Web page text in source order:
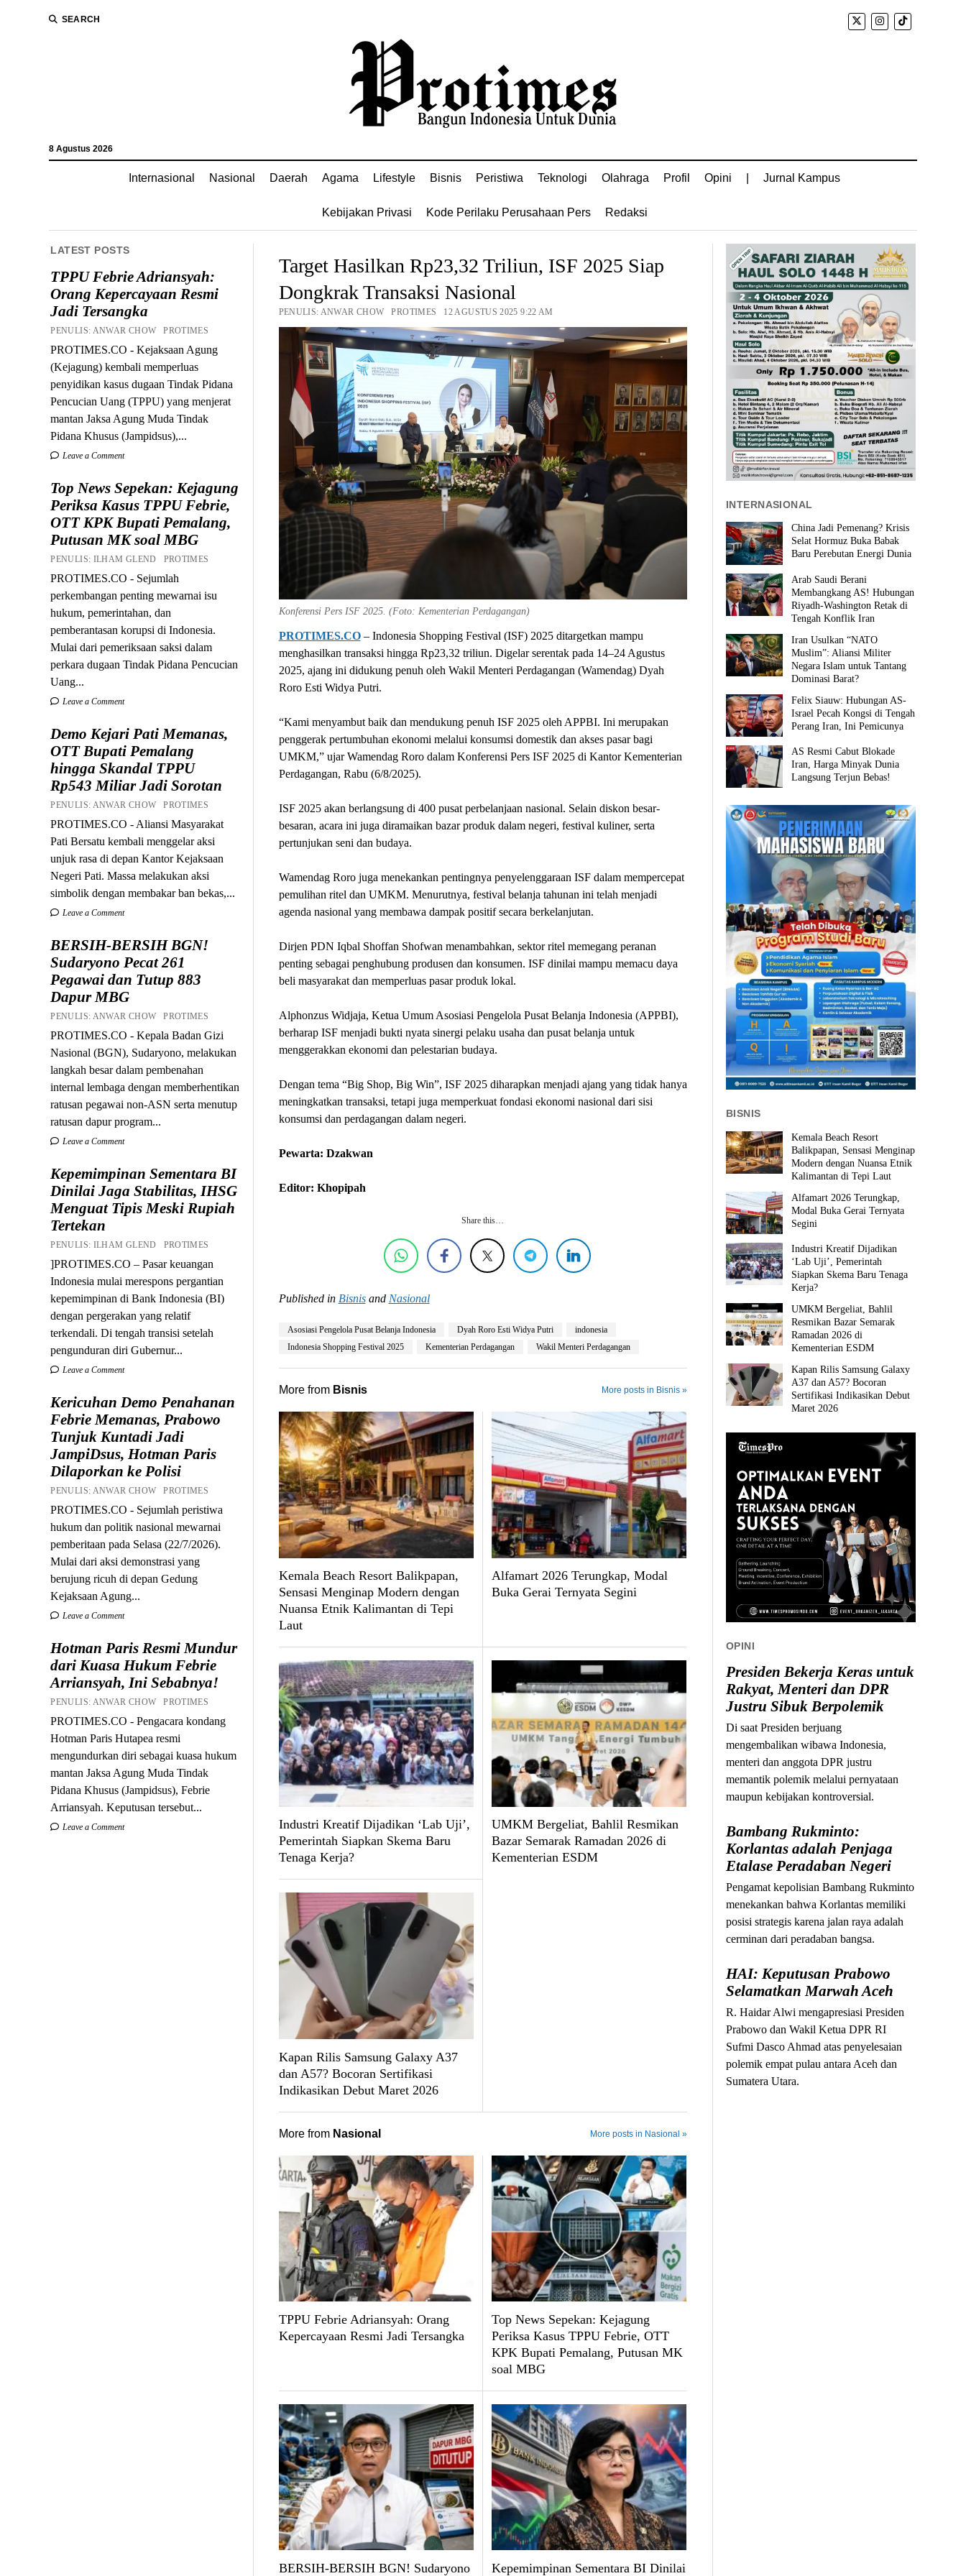
SEARCH
8 Agustus 2026
Internasional Nasional Daerah Agama Lifestyle Bisnis Peristiwa Teknologi Olahraga Profil Opini Jurnal Kampus
Kebijakan Privasi Kode Perilaku Perusahaan Pers Redaksi
LATEST POSTS
TPPU Febrie Adriansyah:
Orang Kepercayaan Resmi
Jadi Tersangka
PENULIS: ANWAR CHOW PROTIMES
PROTIMES.CO - Kejaksaan Agung
(Kejagung) kembali memperluas
penyidikan kasus dugaan Tindak Pidana
Pencucian Uang (TPPU) yang menjerat
mantan Jaksa Agung Muda Tindak
Pidana Khusus (Jampidsus),...
Leave a Comment
Top News Sepekan: Kejagung
Periksa Kasus TPPU Febrie,
OTT KPK Bupati Pemalang,
Putusan MK soal MBG
PENULIS: ILHAM GLEND PROTIMES
PROTIMES.CO - Sejumlah
perkembangan penting mewarnai isu
hukum, pemerintahan, dan
pemberantasan korupsi di Indonesia.
Mulai dari pemeriksaan saksi dalam
perkara dugaan Tindak Pidana Pencucian
Uang...
Leave a Comment
Demo Kejari Pati Memanas,
OTT Bupati Pemalang
hingga Skandal TPPU
Rp543 Miliar Jadi Sorotan
PENULIS: ANWAR CHOW PROTIMES
PROTIMES.CO - Aliansi Masyarakat
Pati Bersatu kembali menggelar aksi
unjuk rasa di depan Kantor Kejaksaan
Negeri Pati. Massa melakukan aksi
simbolik dengan membakar ban bekas,...
Leave a Comment
BERSIH-BERSIH BGN!
Sudaryono Pecat 261
Pegawai dan Tutup 883
Dapur MBG
PENULIS: ANWAR CHOW PROTIMES
PROTIMES.CO - Kepala Badan Gizi
Nasional (BGN), Sudaryono, melakukan
langkah besar dalam pembenahan
internal lembaga dengan memberhentikan
ratusan pegawai non-ASN serta menutup
ratusan dapur program...
Leave a Comment
Kepemimpinan Sementara BI
Dinilai Jaga Stabilitas, IHSG
Menguat Tipis Meski Rupiah
Tertekan
PENULIS: ILHAM GLEND PROTIMES
]PROTIMES.CO – Pasar keuangan
Indonesia mulai merespons pergantian
kepemimpinan di Bank Indonesia (BI)
dengan pergerakan yang relatif
terkendali. Di tengah transisi setelah
pengunduran diri Gubernur...
Leave a Comment
Kericuhan Demo Penahanan
Febrie Memanas, Prabowo
Tunjuk Kuntadi Jadi
JampiDsus, Hotman Paris
Dilaporkan ke Polisi
PENULIS: ANWAR CHOW PROTIMES
PROTIMES.CO - Sejumlah peristiwa
hukum dan politik nasional mewarnai
pemberitaan pada Selasa (22/7/2026).
Mulai dari aksi demonstrasi yang
berujung ricuh di depan Gedung
Kejaksaan Agung...
Leave a Comment
Hotman Paris Resmi Mundur
dari Kuasa Hukum Febrie
Arriansyah, Ini Sebabnya!
PENULIS: ANWAR CHOW PROTIMES
PROTIMES.CO - Pengacara kondang
Hotman Paris Hutapea resmi
mengundurkan diri sebagai kuasa hukum
mantan Jaksa Agung Muda Tindak
Pidana Khusus (Jampidsus), Febrie
Arriansyah. Keputusan tersebut...
Leave a Comment
Target Hasilkan Rp23,32 Triliun, ISF 2025 Siap
Dongkrak Transaksi Nasional
PENULIS: ANWAR CHOW PROTIMES 12 AGUSTUS 2025 9:22 AM
Konferensi Pers ISF 2025. (Foto: Kementerian Perdagangan)
PROTIMES.CO– Indonesia Shopping Festival (ISF) 2025 ditargetkan mampu
menghasilkan transaksi hingga Rp23,32 triliun. Digelar serentak pada 14–24 Agustus
2025, ajang ini didukung penuh oleh Wakil Menteri Perdagangan (Wamendag) Dyah
Roro Esti Widya Putri.
“Kami menyambut baik dan mendukung penuh ISF 2025 oleh APPBI. Ini merupakan
penggerak pertumbuhan ekonomi melalui konsumsi domestik dan akses pasar bagi
UMKM,” ujar Wamendag Roro dalam Konferensi Pers ISF 2025 di Kantor Kementerian
Perdagangan, Rabu (6/8/2025).
ISF 2025 akan berlangsung di 400 pusat perbelanjaan nasional. Selain diskon besar-
besaran, acara ini juga diramaikan bazar produk dalam negeri, festival kuliner, serta
pertunjukan seni dan budaya.
Wamendag Roro juga menekankan pentingnya penyelenggaraan ISF dalam mempercepat
pemulihan ritel dan UMKM. Menurutnya, festival belanja tahunan ini telah menjadi
agenda nasional yang membawa dampak positif secara berkelanjutan.
Dirjen PDN Iqbal Shoffan Shofwan menambahkan, sektor ritel memegang peranan
penting sebagai penghubung produsen dan konsumen. ISF dinilai mampu memacu daya
beli masyarakat dan memperluas pasar produk lokal.
Alphonzus Widjaja, Ketua Umum Asosiasi Pengelola Pusat Belanja Indonesia (APPBI),
berharap ISF menjadi bukti nyata sinergi pelaku usaha dan pusat belanja untuk
menggerakkan ekonomi dan pelestarian budaya.
Dengan tema “Big Shop, Big Win”, ISF 2025 diharapkan menjadi ajang yang tidak hanya
meningkatkan transaksi, tetapi juga memperkuat fondasi ekonomi nasional dari sisi
konsumsi dan perdagangan dalam negeri.
Pewarta: Dzakwan
Editor: Khopipah
Share this…
Published in Bisnisand Nasional
Asosiasi Pengelola Pusat Belanja Indonesia Dyah Roro Esti Widya Putri
indonesia
Indonesia Shopping Festival 2025
Kementerian Perdagangan Wakil Menteri Perdagangan
More from Bisnis More posts in Bisnis »
Kemala Beach Resort Balikpapan,
Sensasi Menginap Modern dengan
Nuansa Etnik Kalimantan di Tepi
Laut
Alfamart 2026 Terungkap, Modal
Buka Gerai Ternyata Segini
Industri Kreatif Dijadikan ‘Lab Uji’,
Pemerintah Siapkan Skema Baru
Tenaga Kerja?
UMKM Bergeliat, Bahlil Resmikan
Bazar Semarak Ramadan 2026 di
Kementerian ESDM
Kapan Rilis Samsung Galaxy A37
dan A57? Bocoran Sertifikasi
Indikasikan Debut Maret 2026
More from Nasional More posts in Nasional »
TPPU Febrie Adriansyah: Orang
Kepercayaan Resmi Jadi Tersangka
Top News Sepekan: Kejagung
Periksa Kasus TPPU Febrie, OTT
KPK Bupati Pemalang, Putusan MK
soal MBG
BERSIH-BERSIH BGN! Sudaryono Kepemimpinan Sementara BI Dinilai
INTERNASIONAL
China Jadi Pemenang? Krisis
Selat Hormuz Buka Babak
Baru Perebutan Energi Dunia
Arab Saudi Berani
Membangkang AS! Hubungan
Riyadh-Washington Retak di
Tengah Konflik Iran
Iran Usulkan “NATO
Muslim”: Aliansi Militer
Negara Islam untuk Tantang
Dominasi Barat?
Felix Siauw: Hubungan AS-
Israel Pecah Kongsi di Tengah
Perang Iran, Ini Pemicunya
AS Resmi Cabut Blokade
Iran, Harga Minyak Dunia
Langsung Terjun Bebas!
BISNIS
Kemala Beach Resort
Balikpapan, Sensasi Menginap
Modern dengan Nuansa Etnik
Kalimantan di Tepi Laut
Alfamart 2026 Terungkap,
Modal Buka Gerai Ternyata
Segini
Industri Kreatif Dijadikan
‘Lab Uji’, Pemerintah
Siapkan Skema Baru Tenaga
Kerja?
UMKM Bergeliat, Bahlil
Resmikan Bazar Semarak
Ramadan 2026 di
Kementerian ESDM
Kapan Rilis Samsung Galaxy
A37 dan A57? Bocoran
Sertifikasi Indikasikan Debut
Maret 2026
OPINI
Presiden Bekerja Keras untuk
Rakyat, Menteri dan DPR
Justru Sibuk Berpolemik
Di saat Presiden berjuang
mengembalikan wibawa Indonesia,
menteri dan anggota DPR justru
memantik polemik melalui pernyataan
maupun kebijakan kontroversial.
Bambang Rukminto:
Korlantas adalah Penjaga
Etalase Peradaban Negeri
Pengamat kepolisian Bambang Rukminto
menekankan bahwa Korlantas memiliki
posisi strategis karena jalan raya adalah
cerminan dari peradaban bangsa.
HAI: Keputusan Prabowo
Selamatkan Marwah Aceh
R. Haidar Alwi mengapresiasi Presiden
Prabowo dan Wakil Ketua DPR RI
Sufmi Dasco Ahmad atas penyelesaian
polemik empat pulau antara Aceh dan
Sumatera Utara.